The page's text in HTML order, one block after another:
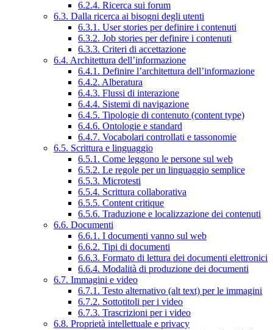
6.2.4. Ricerca sui forum
6.3. Dalla ricerca ai bisogni degli utenti
6.3.1. User stories per definire i contenuti
6.3.2. Job stories per definire i contenuti
6.3.3. Criteri di accettazione
6.4. Architettura dell’informazione
6.4.1. Definire l’architettura dell’informazione
6.4.2. Alberatura
6.4.3. Flussi di interazione
6.4.4. Sistemi di navigazione
6.4.5. Tipologie di contenuto (content type)
6.4.6. Ontologie e standard
6.4.7. Vocabolari controllati e tassonomie
6.5. Scrittura e linguaggio
6.5.1. Come leggono le persone sul web
6.5.2. Le regole per un linguaggio semplice
6.5.3. Microtesti
6.5.4. Scrittura collaborativa
6.5.5. Content critique
6.5.6. Traduzione e localizzazione dei contenuti
6.6. Documenti
6.6.1. I documenti vanno sul web
6.6.2. Tipi di documenti
6.6.3. Formato di lettura dei documenti elettronici
6.6.4. Modalità di produzione dei documenti
6.7. Immagini e video
6.7.1. Testo alternativo (alt text) per le immagini
6.7.2. Sottotitoli per i video
6.7.3. Trascrizioni per i video
6.8. Proprietà intellettuale e privacy